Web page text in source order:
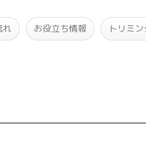
れ お役立ち情報 トリミ